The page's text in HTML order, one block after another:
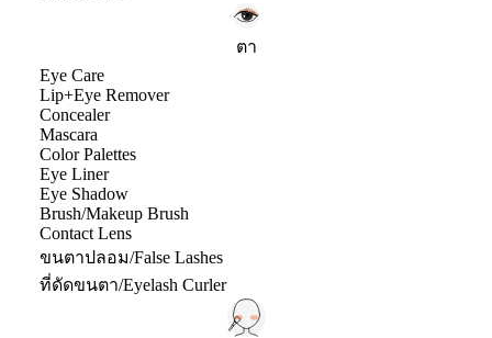
ตา
Eye Care
Lip+Eye Remover
Concealer
Mascara
Color Palettes
Eye Liner
Eye Shadow
Brush/Makeup Brush
Contact Lens
ขนตาปลอม/False Lashes
ที่ดัดขนตา/Eyelash Curler